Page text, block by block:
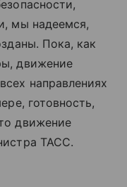
мы надеемся,
Пока, как
движение
направлениях
готовность,
движение
ТАСС.